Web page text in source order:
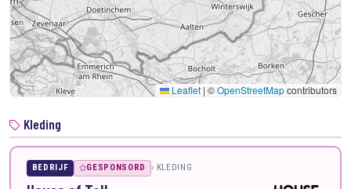
Leaflet | ©OpenStreetMapcontributors
Kleding
BEDRIJF GESPONSORD KLEDING